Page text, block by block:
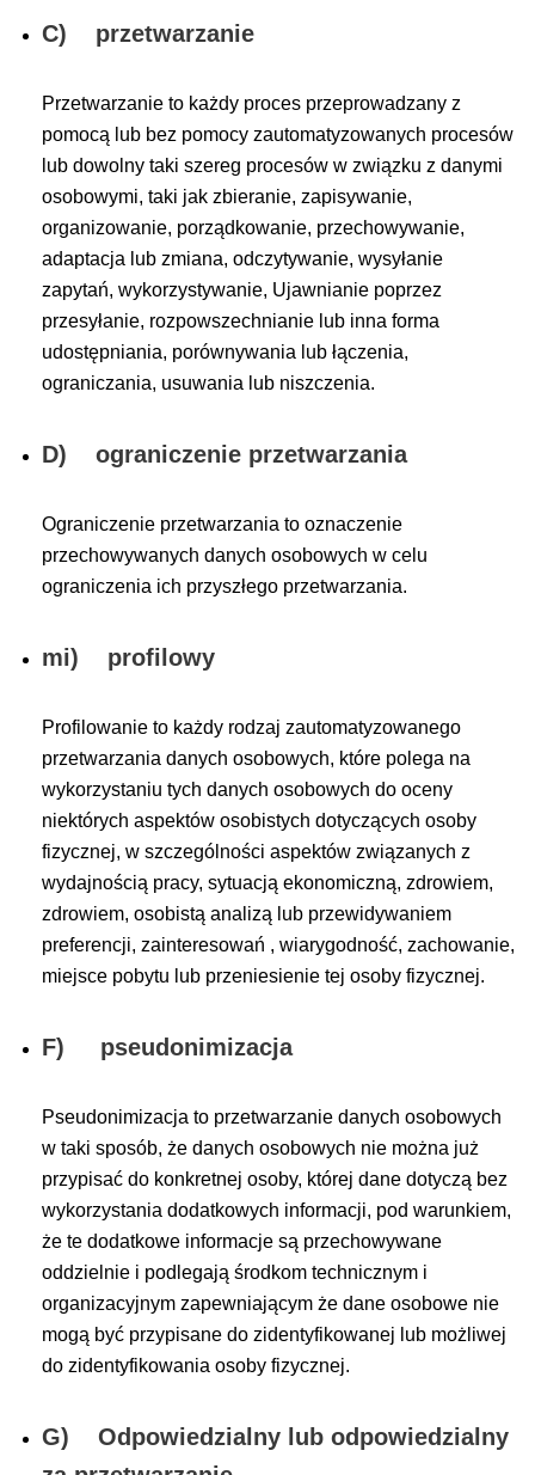
C) przetwarzanie
Przetwarzanie to każdy proces przeprowadzany z
pomocą lub bez pomocy zautomatyzowanych procesów
lub dowolny taki szereg procesów w związku z danymi
osobowymi, taki jak zbieranie, zapisywanie,
organizowanie, porządkowanie, przechowywanie,
adaptacja lub zmiana, odczytywanie, wysyłanie
zapytań, wykorzystywanie, Ujawnianie poprzez
przesyłanie, rozpowszechnianie lub inna forma
udostępniania, porównywania lub łączenia,
ograniczania, usuwania lub niszczenia.
D) ograniczenie przetwarzania
Ograniczenie przetwarzania to oznaczenie
przechowywanych danych osobowych w celu
ograniczenia ich przyszłego przetwarzania.
mi) profilowy
Profilowanie to każdy rodzaj zautomatyzowanego
przetwarzania danych osobowych, które polega na
wykorzystaniu tych danych osobowych do oceny
niektórych aspektów osobistych dotyczących osoby
fizycznej, w szczególności aspektów związanych z
wydajnością pracy, sytuacją ekonomiczną, zdrowiem,
zdrowiem, osobistą analizą lub przewidywaniem
preferencji, zainteresowań , wiarygodność, zachowanie,
miejsce pobytu lub przeniesienie tej osoby fizycznej.
F) pseudonimizacja
Pseudonimizacja to przetwarzanie danych osobowych
w taki sposób, że danych osobowych nie można już
przypisać do konkretnej osoby, której dane dotyczą bez
wykorzystania dodatkowych informacji, pod warunkiem,
że te dodatkowe informacje są przechowywane
oddzielnie i podlegają środkom technicznym i
organizacyjnym zapewniającym że dane osobowe nie
mogą być przypisane do zidentyfikowanej lub możliwej
do zidentyfikowania osoby fizycznej.
G) Odpowiedzialny lub odpowiedzialny